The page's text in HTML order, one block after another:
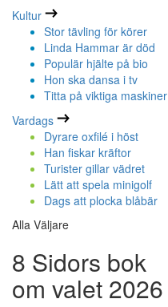
Kultur
Stor tävling för körer
Linda Hammar är död
Populär hjälte på bio
Hon ska dansa i tv
Titta på viktiga maskiner
Vardags
Dyrare oxfilé i höst
Han fiskar kräftor
Turister gillar vädret
Lätt att spela minigolf
Dags att plocka blåbär
Alla Väljare
8 Sidors bok
om valet 2026